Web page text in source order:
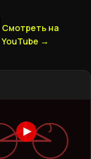
Смотреть на
YouTube →